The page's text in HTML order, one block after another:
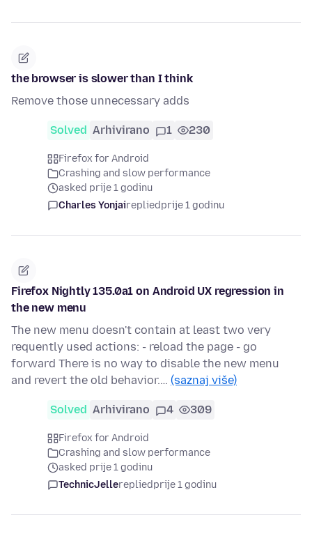
the browser is slower than I think
Remove those unnecessary adds
Solved Arhivirano 1 230
Firefox for Android
Crashing and slow performance
asked prije 1 godinu
Charles Yonjairepliedprije 1 godinu
Firefox Nightly 135.0a1 on Android UX regression in
the new menu
The new menu doesn't contain at least two very
requently used actions: - reload the page - go
forward There is no way to disable the new menu
and revert the old behavior.… (saznaj više)
Solved Arhivirano 4 309
Firefox for Android
Crashing and slow performance
asked prije 1 godinu
TechnicJellerepliedprije 1 godinu